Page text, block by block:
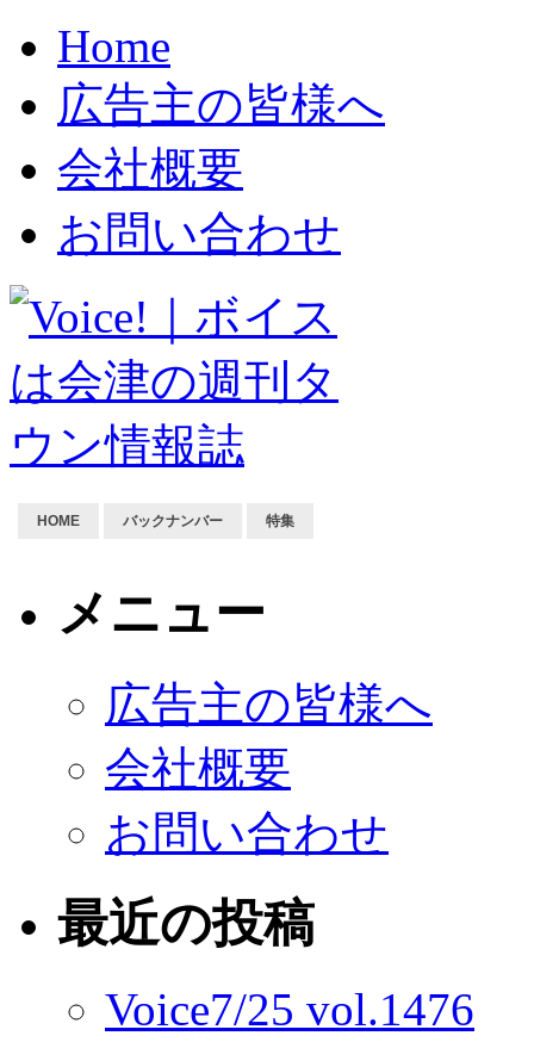
Home
広告主の皆様へ
会社概要
お問い合わせ
HOME バックナンバー 特集
メニュー
広告主の皆様へ
会社概要
お問い合わせ
最近の投稿
Voice7/25 vol.1476